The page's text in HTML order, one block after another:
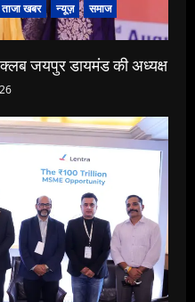
ताजा खबर न्यूज़ समाज
जयपुर डायमंड की अध्यक्ष